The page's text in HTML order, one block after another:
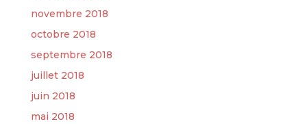
novembre 2018
octobre 2018
septembre 2018
juillet 2018
juin 2018
mai 2018